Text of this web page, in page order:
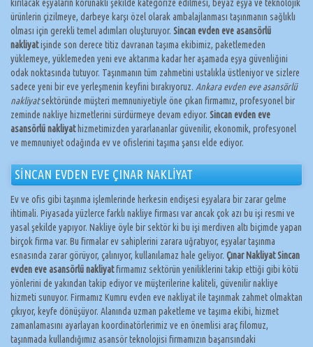
kırılacak eşyaların korunaklı şekilde kategorize edilmesi, beyaz eşya ve teknolojik
ürünlerin çizilmeye, darbeye karşı özel olarak ambalajlanması taşınmanın sağlıklı
olması için gerekli temel adımları oluşturuyor. Sincan evden eve asansörlü
nakliyatişinde son derece titiz davranan taşıma ekibimiz, paketlemeden
yüklemeye, yüklemeden yeni eve aktarıma kadar her aşamada eşya güvenliğini
odak noktasında tutuyor. Taşınmanın tüm zahmetini ustalıkla üstleniyor ve sizlere
sadece yeni bir eve yerleşmenin keyfini bırakıyoruz. Ankara evden eve asansörlü
nakliyatsektöründe müşteri memnuniyetiyle öne çıkan firmamız, profesyonel bir
zeminde nakliye hizmetlerini sürdürmeye devam ediyor. Sincan evden eve
asansörlü nakliyathizmetimizden yararlananlar güvenilir, ekonomik, profesyonel
ve memnuniyet odağında ev ve ofislerini taşıma şansı elde ediyor.
SİNCAN EVDEN EVE ÇINAR NAKLİYAT
Ev ve ofis gibi taşınma işlemlerinde herkesin endişesi eşyalara bir zarar gelme
ihtimali. Piyasada yüzlerce farklı nakliye firması var ancak çok azı bu işi resmi ve
yasal şekilde yapıyor. Nakliye öyle bir sektör ki bu işi merdiven altı biçimde yapan
birçok firma var. Bu firmalar ev sahiplerini zarara uğratıyor, eşyalar taşınma
esnasında zarar görüyor, çalınıyor, kullanılamaz hale geliyor. Çınar Nakliyat Sincan
evden eve asansörlü nakliyatfirmamız sektörün yeniliklerini takip ettiği gibi kötü
yönlerini de yakından takip ediyor ve müşterilerine kaliteli, güvenilir nakliye
hizmeti sunuyor. Firmamız Kumru evden eve nakliyat ile taşınmak zahmet olmaktan
çıkıyor, keyfe dönüşüyor. Alanında uzman paketleme ve taşıma ekibi, hizmet
zamanlamasını ayarlayan koordinatörlerimiz ve en önemlisi araç filomuz,
taşınmada kullandığımız asansör teknolojisi firmamızın başarısındaki